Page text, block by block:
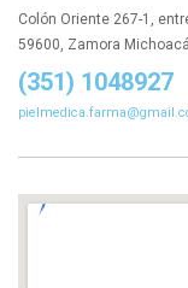
Colón Oriente 267-1,
59600, Zamora
(351) 1048927